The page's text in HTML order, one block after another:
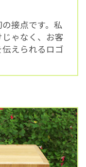
接点です。私
ゃなく、お客
えられるロゴ